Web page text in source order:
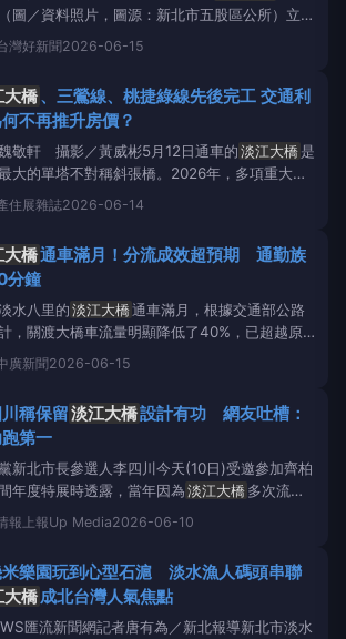
圖／資料照片，圖源：新北市五股區公所）立法
通委員會今（15）日考察新北地區交通建設，由
洪孟楷委員主持，交通部由陳彥伯政務次長率公
隆分公司蘇建榮總經理等相關主管人員參加，新
府則由交通
灣好新聞2026-06-15
大橋、三鶯線、桃捷綠線先後完工 交通利
不再推升房價？
敬軒 攝影／黃威彬5月12日通車的淡江大橋是
大的單塔不對稱斜張橋。2026年，多項重大交
陸續完工，從捷運到橋梁，區域動線全面重組。
被視為房價推力的交通利多，卻未如預期帶動市場
上漲訊號，房市開始回到更
住展雜誌2026-06-14
大橋通車滿月！分流成效超預期 通勤族
分鐘
水八里的淡江大橋通車滿月，根據交通部公路
，關渡大橋車流量明顯降低了40%，已超越原
低30%的規劃目標，初估為通勤族省下約25分鐘
分鐘車程。5月12日通車的
交通改善數據等事項。根據公路局統計，淡江
通車以
廣新聞 2026-06-15
稱保留淡江大橋設計有功 網友吐槽：
第一
新北市長參選人李四川今天(10日)受邀參加齊柏
年度特展時透露，當年因為淡江大橋多次流
相關單位有意放棄原設計，是他表達反對，盼能延
設計，後來才追加預算，才能蓋成現在的美麗模
有個屁關係啊笑死」、「真的笑死，搶功跑第
「不揹鍋
報 上報Up Media2026-06-10
樂園玩到心型石滬 淡水漁人碼頭串聯
大橋成北台灣人氣焦點
匯流新聞網記者唐有為／新北報導新北市淡水